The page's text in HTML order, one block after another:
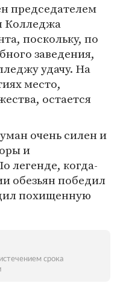
председателем
Колледжа
поскольку, по
заведения,
удачу. На
место,
остается
очень силен и
и
легенде, когда-
обезьян победил
похищенную
срока